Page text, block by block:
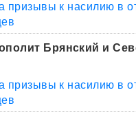
призывы к насилию в
Брянский и
призывы к насилию в